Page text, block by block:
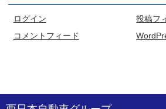
ログイン
投稿フ
コメントフィード